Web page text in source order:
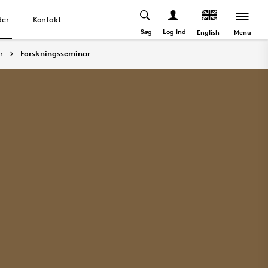
Kontakt
Søg Log ind English Menu
Forskningsseminar